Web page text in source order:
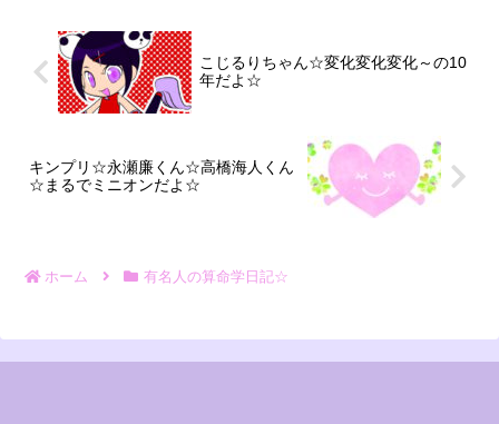
こじるりちゃん☆変化変化変化～の10
年だよ☆
キンプリ☆永瀬廉くん☆高橋海人くん
☆まるでミニオンだよ☆
ホーム 有名人の算命学日記☆